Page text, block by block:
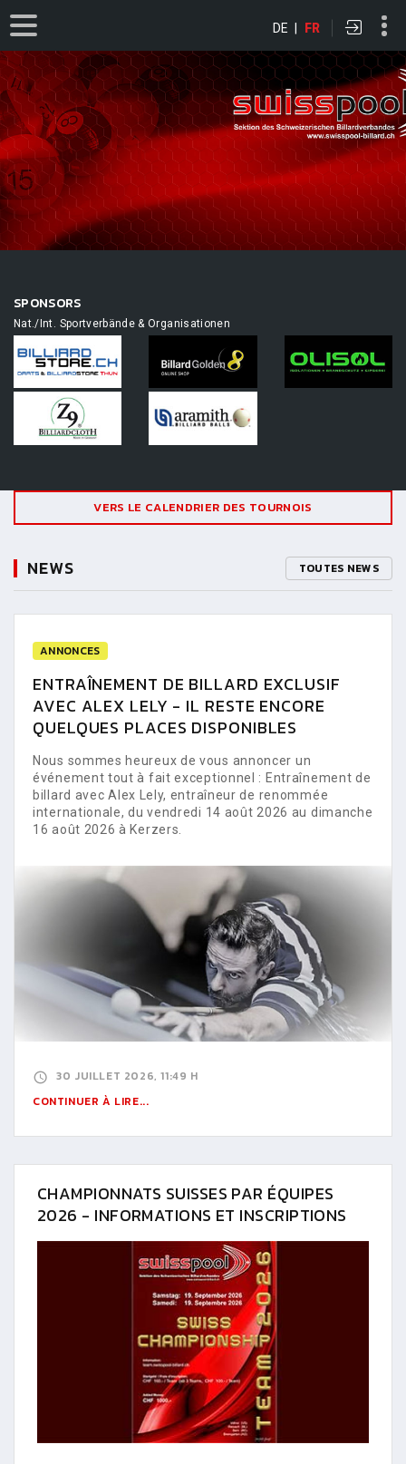
DE | FR
SPONSORS
Nat./Int. Sportverbände & Organisationen
VERS LE CALENDRIER DES TOURNOIS
NEWS TOUTES NEWS
ANNONCES
ENTRAÎNEMENT DE BILLARD EXCLUSIF
AVEC ALEX LELY - IL RESTE ENCORE
QUELQUES PLACES DISPONIBLES
Nous sommes heureux de vous annoncer un
événement tout à fait exceptionnel : Entraînement de
billard avec Alex Lely, entraîneur de renommée
internationale, du vendredi 14 août 2026 au dimanche
16 août 2026 à Kerzers.
30 JUILLET 2026, 11:49 H
CONTINUER À LIRE...
CHAMPIONNATS SUISSES PAR ÉQUIPES
2026 - INFORMATIONS ET INSCRIPTIONS